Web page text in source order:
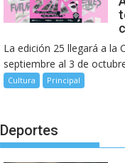
La edición 25 llegará a la
septiembre al 3 de
Cultura Principal
Deportes